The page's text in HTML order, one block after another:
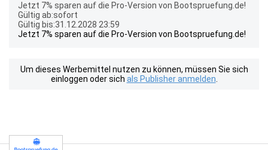
Jetzt 7% sparen auf die Pro-Version von Bootspruefung.de!
Gültig ab:sofort
Gültig bis:31.12.2028 23:59
Jetzt 7% sparen auf die Pro-Version von Bootspruefung.de!
Um dieses Werbemittel nutzen zu können, müssen Sie sich
einloggen oder sich als Publisher anmelden